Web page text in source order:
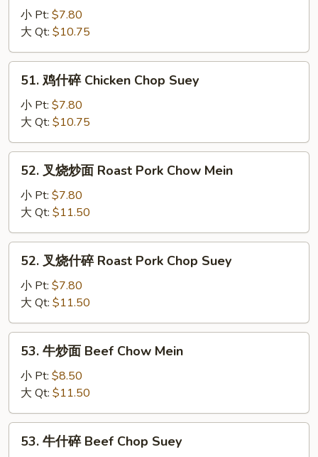
Chicken
Chow
Mein
小 Pt: $7.80
大 Qt: $10.75
51.
Chicken
Chop
Suey
51. 鸡什碎 Chicken Chop Suey
小 Pt: $7.80
大 Qt: $10.75
52.
面
Roast
Pork
Chow
Mein
52. 叉烧炒面 Roast Pork Chow Mein
小 Pt: $7.80
大 Qt: $11.50
52.
碎
Roast
Pork
Chop
Suey
52. 叉烧什碎 Roast Pork Chop Suey
小 Pt: $7.80
大 Qt: $11.50
53.
Beef
Chow
Mein
53. 牛炒面 Beef Chow Mein
小 Pt: $8.50
大 Qt: $11.50
53.
53. 牛什碎 Beef Chop Suey